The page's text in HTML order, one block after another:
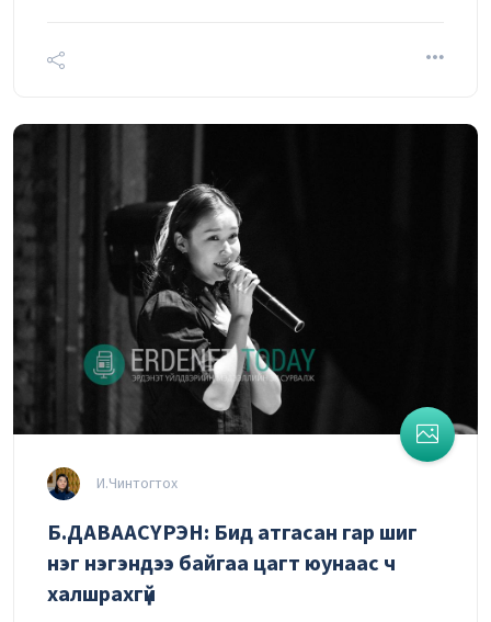
И.Чинтогтох
Б.ДАВААСҮРЭН: Бид атгасан гар шиг
нэг нэгэндээ байгаа цагт юунаас ч
халшрахгүй